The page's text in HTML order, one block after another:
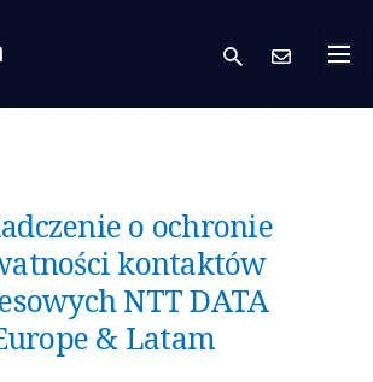
search
o ochronie
kontaktów
NTT DATA
& Latam